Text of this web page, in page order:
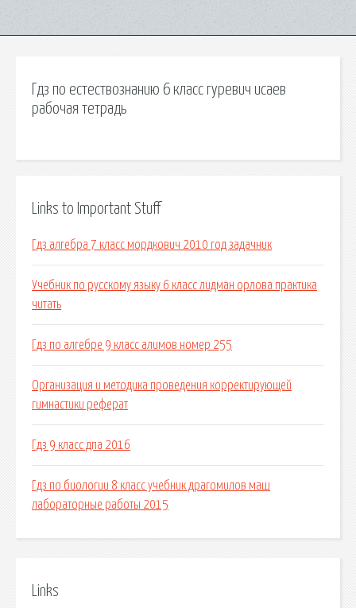
Гдз по естествознанию 6 класс гуревич исаев
рабочая тетрадь
Links to Important Stuff
Гдз алгебра 7 класс мордкович 2010 год задачник
Учебник по русскому языку 6 класс лидман орлова практика
читать
Гдз по алгебре 9 класс алимов номер 255
Организация и методика проведения корректирующей
гимнастики реферат
Гдз 9 класс дпа 2016
Гдз по биологии 8 класс учебник драгомилов маш
лабораторные работы 2015
Links